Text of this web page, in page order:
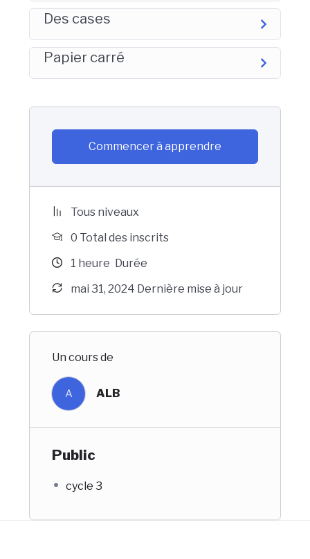
Des cases
Papier carré
Commencer à apprendre
Tous niveaux
0 Total des inscrits
1 heure Durée
mai 31, 2024 Dernière mise à jour
Un cours de
A ALB
Public
cycle 3